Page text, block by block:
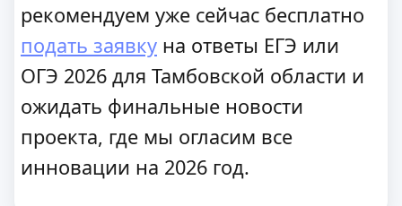
рекомендуем уже сейчас бесплатно
подать заявку на ответы ЕГЭ или
ОГЭ 2026 для Тамбовской области и
ожидать финальные новости
проекта, где мы огласим все
инновации на 2026 год.